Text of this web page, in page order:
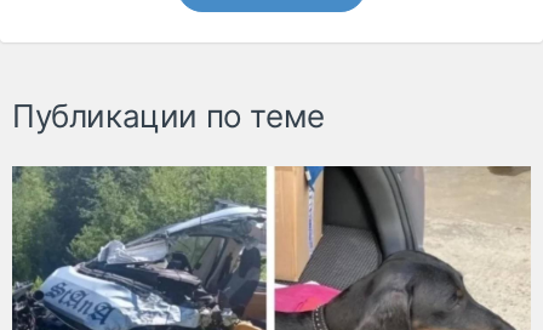
Публикации по теме